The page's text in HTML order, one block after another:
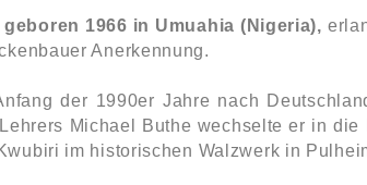
geboren 1966 in Umuahia (Nigeria),
Anerkennung.
der 1990er Jahre nach
Michael Buthe wechselte er in
im historischen Walzwerk in